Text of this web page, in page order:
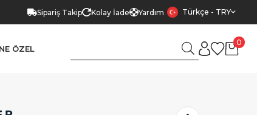
Sipariş Takip Kolay İade Yardım Türkçe - TRY
ÖZEL
0